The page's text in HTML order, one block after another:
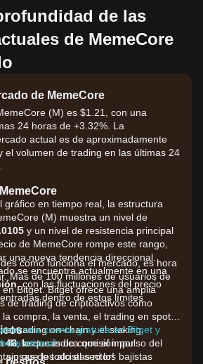
de las
de MemeCore
de MemeCore
(M) es $1.21, con una
24 horas de +3.32%. La
actual es de aproximadamente
el volumen de trading en las últimas 24
gráfico en tiempo real, la estructura
(M) muestra un nivel de
y un nivel de resistencia principal
de MemeCore rompe este rango,
una nueva tendencia direccional.
se encuentra actualmente en una
, con las fluctuaciones del precio
dentro de estos límites
48, lo que indica que el impulso del
, sin que los alcistas ni los bajistas
cómo funciona el mercado, es hora
Más de 100 millones de usuarios de
Bitget. Bitget ofrece una amplia
de trading de criptoactivos como
compra, la venta, el trading en spot,
el trading on-chain y el staking.
de las tasas de comisión por
de todo el sector!
una cuenta gratuita en Bitget y
mismo!